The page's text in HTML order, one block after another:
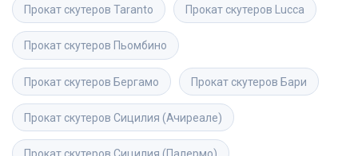
Прокат скутеров Taranto Прокат скутеров Lucca
Прокат скутеров Пьомбино
Прокат скутеров Бергамо Прокат скутеров Бари
Прокат скутеров Сицилия (Ачиреале)